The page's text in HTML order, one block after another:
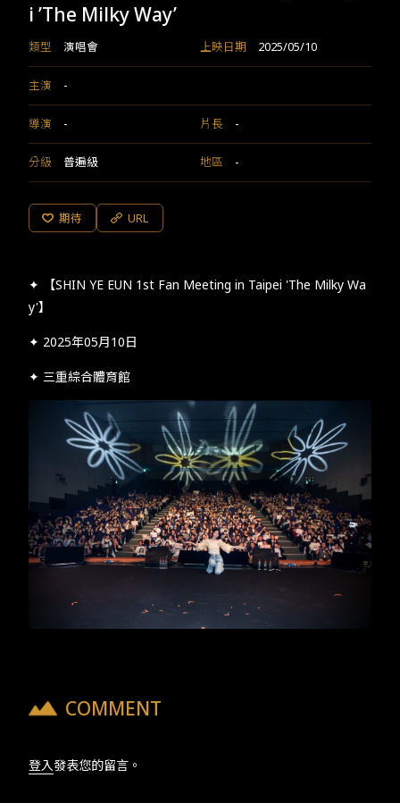
i ’The Milky Way’
類型 演唱會 上映日期 2025/05/10
主演 -
導演 - 片長 -
分級 普遍級 地區 -
期待 URL
✦ 【SHIN YE EUN 1st Fan Meeting in Taipei 'The Milky Wa
y'】
✦ 2025年05月10日
✦ 三重綜合體育館
COMMENT
登入發表您的留言。